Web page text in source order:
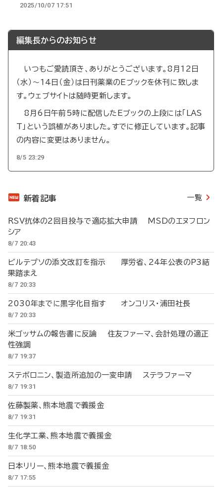
2025/10/07 17:51
編集長からのお知らせ
いつもご愛読頂き、ありがとうございます。8月12日
（水）～14日（金）は日刊薬業のEブックを休刊に致しま
す。ウェブサイトは随時更新します。
8月6日午前5時に配信したEブックの上段には「LAS
T」という誤植がありました。すでに修正しています。記事
の内容に変更はありません。
8/5 23:29
新着記事 一覧
RSV抗体の2回目投与で適応拡大申請 MSDのエヌフロン
シア
8/7 20:43
ビルテプソの添文改訂を指示 厚労省、24年公表のP3結
果踏まえ
8/7 20:33
2030年までに黒字化目指す オンコリス・浦田社長
8/7 20:33
米ゴッサムの報告書に反論 住友ファーマ、会計処理の適正
性強調
8/7 19:37
ステボロニン、製造所追加の一変申請 ステラファーマ
8/7 19:31
佐藤製薬、熊本地震で義援金
8/7 19:31
生化学工業、熊本地震で義援金
8/7 18:50
日本リリー、熊本地震で義援金
8/7 17:55